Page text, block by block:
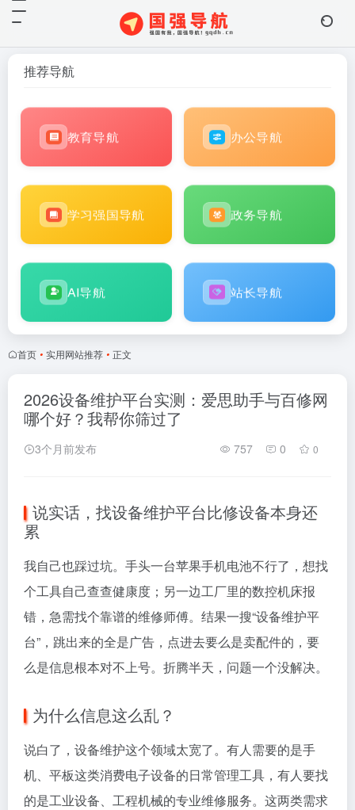
推荐导航
教育导航 办公导航
学习强国导航 政务导航
AI导航 站长导航
首页 • 实用网站推荐 • 正文
2026设备维护平台实测：爱思助手与百修网
哪个好？我帮你筛过了
3个月前发布 757 0 0
说实话，找设备维护平台比修设备本身还
累
我自己也踩过坑。手头一台苹果手机电池不行了，想找
个工具自己查查健康度；另一边工厂里的数控机床报
错，急需找个靠谱的维修师傅。结果一搜“设备维护平
台”，跳出来的全是广告，点进去要么是卖配件的，要
么是信息根本对不上号。折腾半天，问题一个没解决。
为什么信息这么乱？
说白了，设备维护这个领域太宽了。有人需要的是手
机、平板这类消费电子设备的日常管理工具，有人要找
的是工业设备、工程机械的专业维修服务。这两类需求